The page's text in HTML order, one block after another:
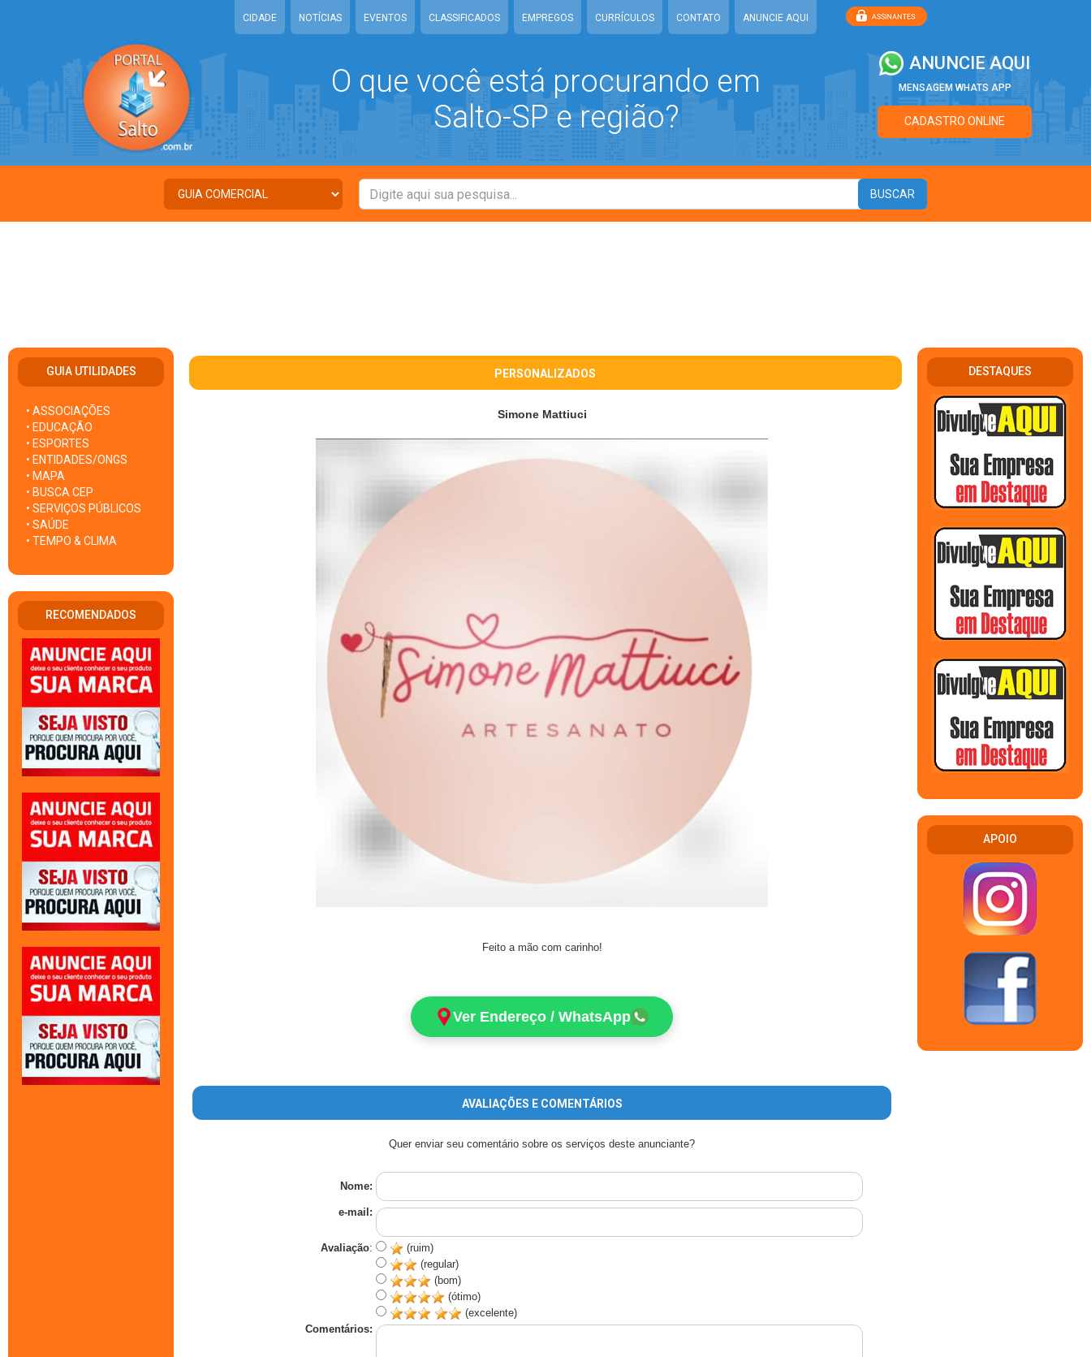
CIDADE NOTÍCIAS EVENTOS CLASSIFICADOS EMPREGOS CURRÍCULOS CONTATO ANUNCIE AQUI
O que você está procurando em
Salto-SP e região?
ANUNCIE AQUI
MENSAGEM WHATS APP
CADASTRO ONLINE
GUIA UTILIDADES
• ASSOCIAÇÕES
• EDUCAÇÃO
• ESPORTES
• ENTIDADES/ONGS
• MAPA
• BUSCA CEP
• SERVIÇOS PÚBLICOS
• SAÚDE
• TEMPO & CLIMA
RECOMENDADOS
PERSONALIZADOS
Simone Mattiuci
Feito a mão com carinho!
Ver Endereço / WhatsApp
AVALIAÇÕES E COMENTÁRIOS
Quer enviar seu comentário sobre os serviços deste anunciante?
Nome:
e-mail:
Avaliação:
(ruim)
(regular)
(bom)
(ótimo)
(excelente)
Comentários:
DESTAQUES
APOIO